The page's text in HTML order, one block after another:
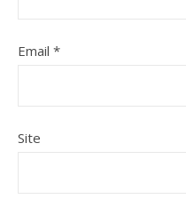
Email *
Site